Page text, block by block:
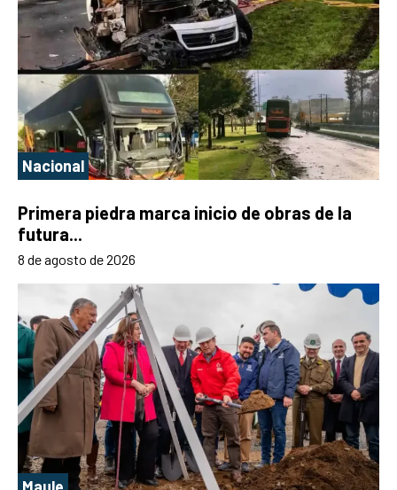
Nacional
Primera piedra marca inicio de obras de la
futura...
8 de agosto de 2026
Maule